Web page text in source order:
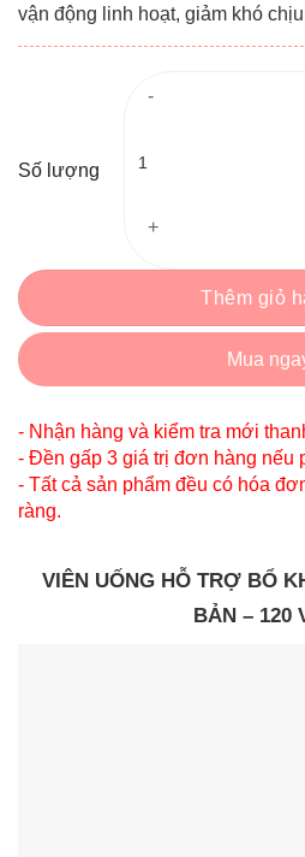
vận động linh hoạt, giảm khó
Số lượng
Thêm giỏ
Mua
- Nhận hàng và kiểm tra mới
- Đền gấp 3 giá trị đơn hàng nếu
- Tất cả sản phẩm đều có hóa
ràng.
VIÊN UỐNG HỖ TRỢ BỔ
BẢN – 120